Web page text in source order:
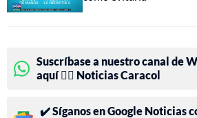
Suscríbase a nuestro canal de
aquí 👉🏻 Noticias Caracol
✔️ Síganos en Google Noticias